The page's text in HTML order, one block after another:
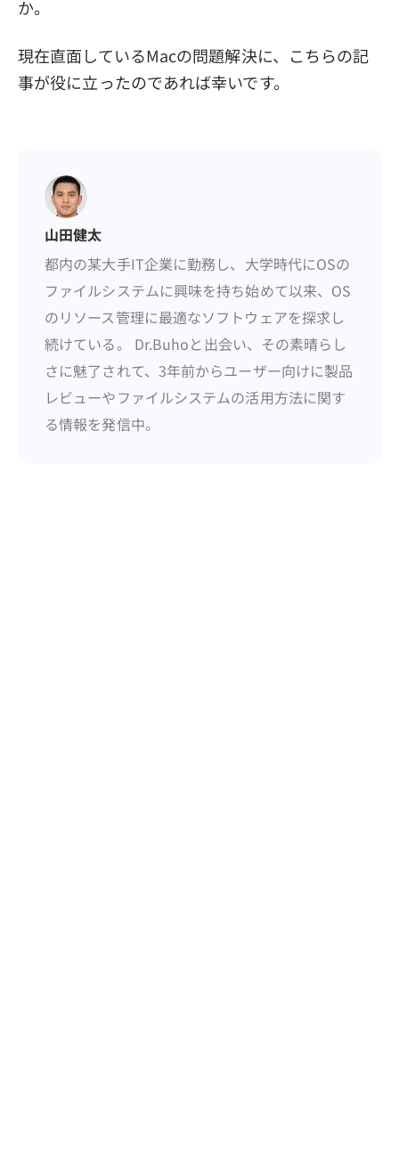
か。
現在直面しているMacの問題解決に、こちらの記
事が役に立ったのであれば幸いです。
山田健太
都内の某大手IT企業に勤務し、大学時代にOSの
ファイルシステムに興味を持ち始めて以来、OS
のリソース管理に最適なソフトウェアを探求し
続けている。 Dr.Buhoと出会い、その素晴らし
さに魅了されて、3年前からユーザー向けに製品
レビューやファイルシステムの活用方法に関す
る情報を発信中。